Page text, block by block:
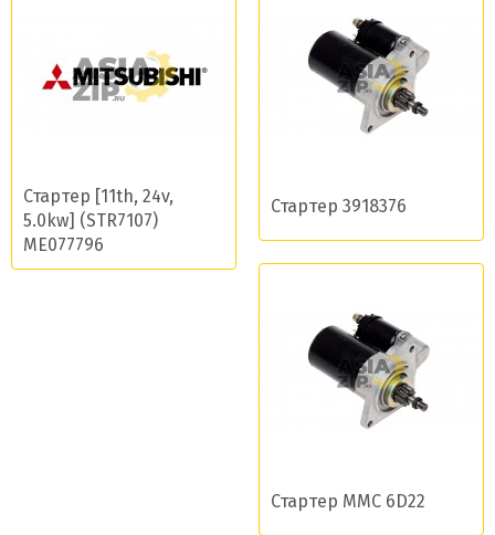
Стартер [11th, 24v,
5.0kw] (STR7107)
ME077796
Стартер 3918376
Стартер MMC 6D22